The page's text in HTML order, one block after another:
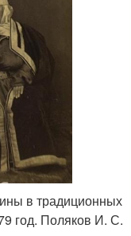
в традиционных
год. Поляков И. С.